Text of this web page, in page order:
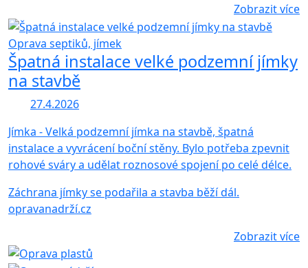
Zobrazit více
Oprava septiků, jímek
Špatná instalace velké podzemní jímky
na stavbě
27.4.2026
Jímka - Velká podzemní jímka na stavbě, špatná
instalace a vyvrácení boční stěny. Bylo potřeba zpevnit
rohové sváry a udělat roznosové spojení po celé délce.
Záchrana jímky se podařila a stavba běží dál.
opravanadrží.cz
Zobrazit více